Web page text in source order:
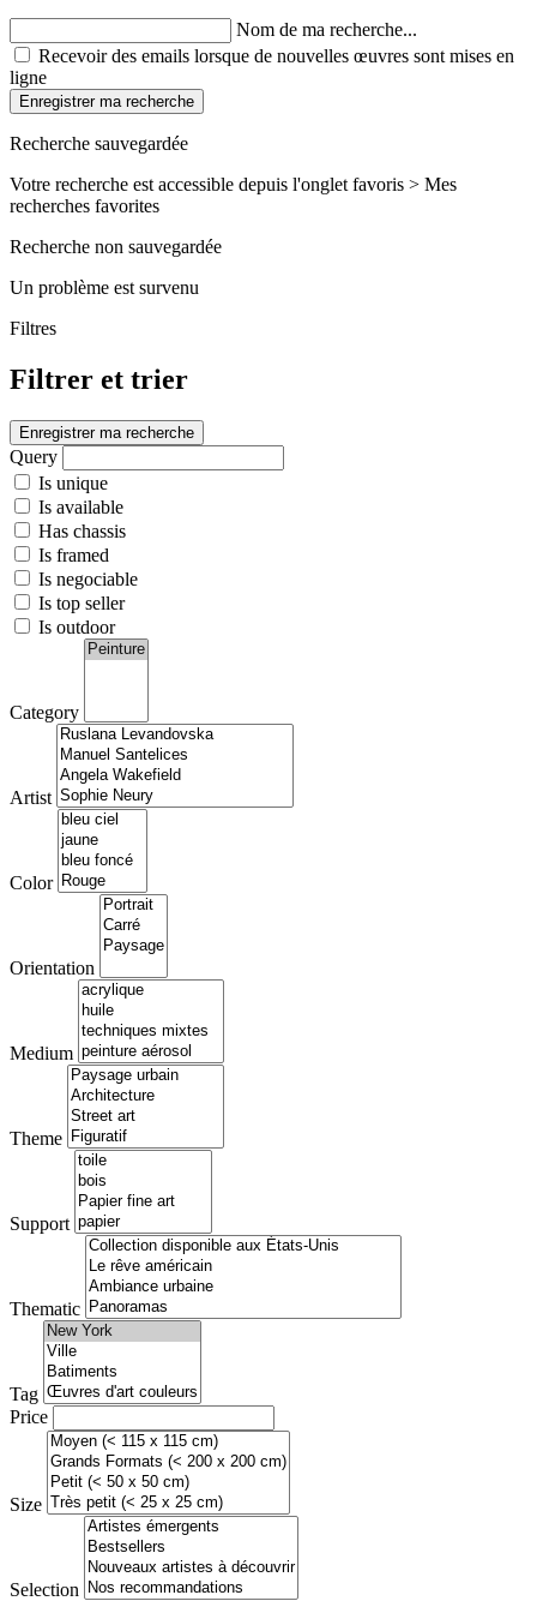
Nom de ma recherche...
Recevoir des emails lorsque de nouvelles œuvres sont mises en
ligne
Enregistrer ma recherche
Recherche sauvegardée
Votre recherche est accessible depuis l'onglet favoris > Mes
recherches favorites
Recherche non sauvegardée
Un problème est survenu
Filtres
Filtrer et trier
Enregistrer ma recherche
Query
Is unique
Is available
Has chassis
Is framed
Is negociable
Is top seller
Is outdoor
Category
Artist
Color
Orientation
Medium
Theme
Support
Thematic
Tag
Price
Size
Selection